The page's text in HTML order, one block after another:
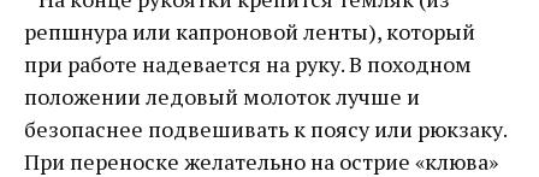
репшнура или капроновой ленты), который
при работе надевается на руку. В походном
положении ледовый молоток лучше и
безопаснее подвешивать к поясу или рюкзаку.
При переноске желательно на острие «клюва»